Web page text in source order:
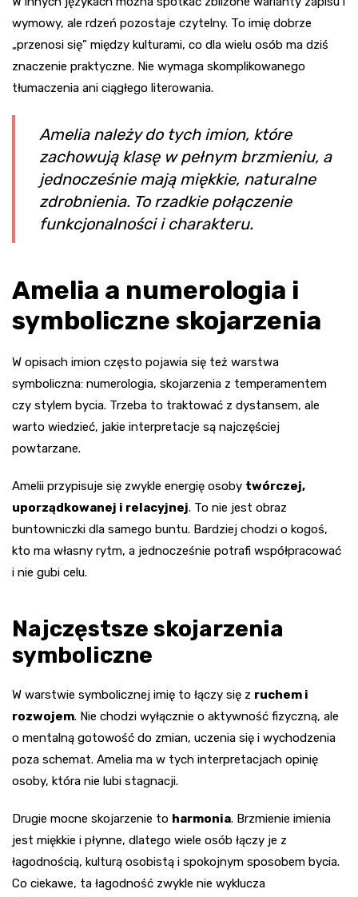
wymowy, ale rdzeń pozostaje czytelny. To imię dobrze
„przenosi się” między kulturami, co dla wielu osób ma dziś
znaczenie praktyczne. Nie wymaga skomplikowanego
tłumaczenia ani ciągłego literowania.
Amelia należy do tych imion, które
zachowują klasę w pełnym brzmieniu, a
jednocześnie mają miękkie, naturalne
zdrobnienia. To rzadkie połączenie
funkcjonalności i charakteru.
Amelia a numerologia i
symboliczne skojarzenia
W opisach imion często pojawia się też warstwa
symboliczna: numerologia, skojarzenia z temperamentem
czy stylem bycia. Trzeba to traktować z dystansem, ale
warto wiedzieć, jakie interpretacje są najczęściej
powtarzane.
Amelii przypisuje się zwykle energię osoby twórczej,
uporządkowanej i relacyjnej. To nie jest obraz
buntowniczki dla samego buntu. Bardziej chodzi o kogoś,
kto ma własny rytm, a jednocześnie potrafi współpracować
i nie gubi celu.
Najczęstsze skojarzenia
symboliczne
W warstwie symbolicznej imię to łączy się z ruchem i
rozwojem. Nie chodzi wyłącznie o aktywność fizyczną, ale
o mentalną gotowość do zmian, uczenia się i wychodzenia
poza schemat. Amelia ma w tych interpretacjach opinię
osoby, która nie lubi stagnacji.
Drugie mocne skojarzenie to harmonia. Brzmienie imienia
jest miękkie i płynne, dlatego wiele osób łączy je z
łagodnością, kulturą osobistą i spokojnym sposobem bycia.
Co ciekawe, ta łagodność zwykle nie wyklucza